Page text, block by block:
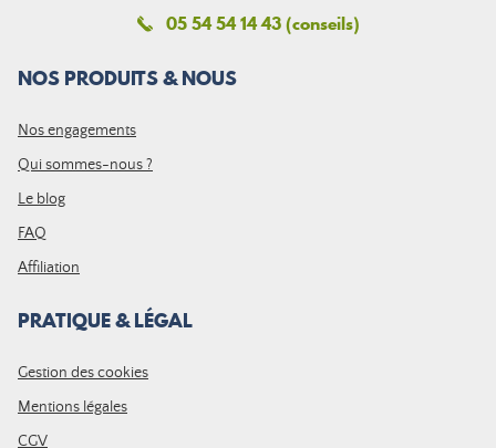
05 54 54 14 43 (conseils)
NOS PRODUITS & NOUS
Nos engagements
Qui sommes-nous ?
Le blog
FAQ
Affiliation
PRATIQUE & LÉGAL
Gestion des cookies
Mentions légales
CGV